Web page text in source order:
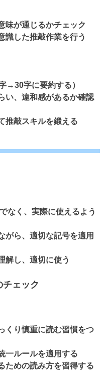
味が通じるかチェック
識した推敲作業を行う
→30字に要約する）
い、違和感があるか確認
推敲スキルを鍛える
なく、実際に使えるよう
がら、適切な記号を適用
解し、適切に使う
ェック
くり慎重に読む習慣をつ
一ルールを適用する
ための読み方を習得する